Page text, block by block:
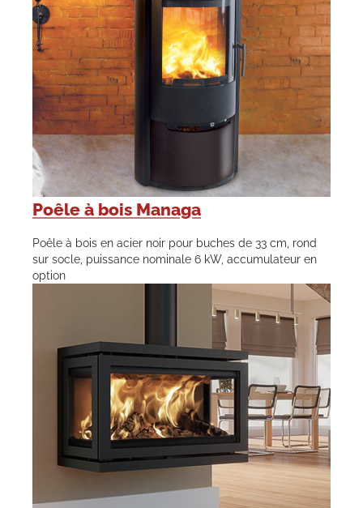
Poêle à bois Managa
Poêle à bois en acier noir pour buches de 33 cm, rond
sur socle, puissance nominale 6 kW, accumulateur en
option